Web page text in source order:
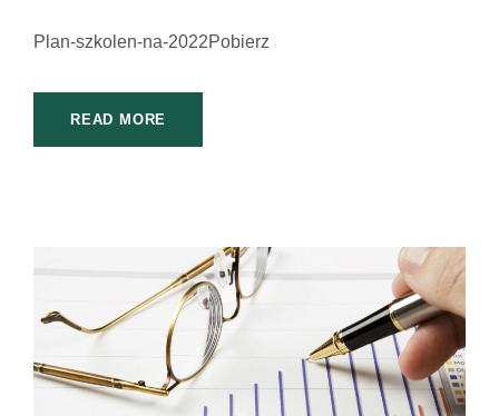
Plan-szkolen-na-2022Pobierz
READ MORE